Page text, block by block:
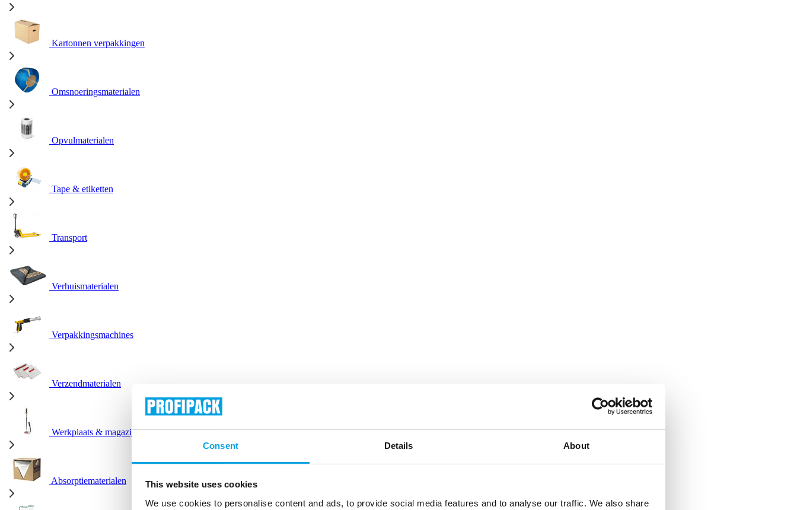
Consent Details About
This website uses cookies
We use cookies to personalise content and ads, to provide social media features and to analyse our traffic. We also share
Kartonnen verpakkingen
Omsnoeringsmaterialen
Opvulmaterialen
Tape & etiketten
Transport
Verhuismaterialen
Verpakkingsmachines
Verzendmaterialen
Werkplaats & magazijn
Absorptiematerialen